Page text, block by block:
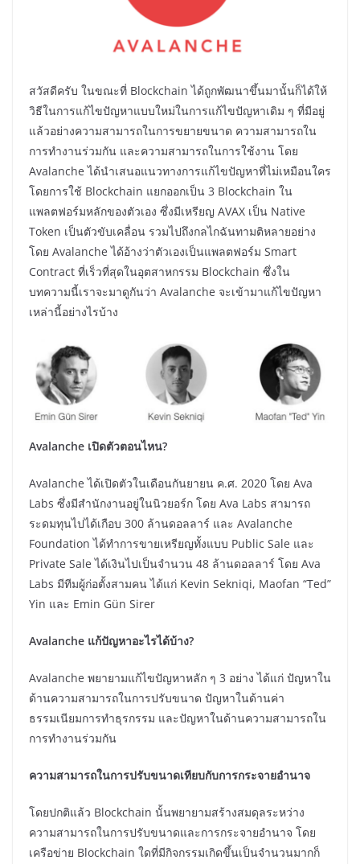
สวัสดีครับ ในขณะที่ Blockchain ได้ถูกพัฒนาขึ้นมานั้นก็ได้ให้
วิธีในการแก้ไขปัญหาแบบใหม่ในการแก้ไขปัญหาเดิม ๆ ที่มีอยู่
แล้วอย่างความสามารถในการขยายขนาด ความสามารถใน
การทำงานร่วมกัน และความสามารถในการใช้งาน โดย
Avalanche ได้นำเสนอแนวทางการแก้ไขปัญหาที่ไม่เหมือนใคร
โดยการใช้ Blockchain แยกออกเป็น 3 Blockchain ใน
แพลตฟอร์มหลักของตัวเอง ซึ่งมีเหรียญ AVAX เป็น Native
Token เป็นตัวขับเคลื่อน รวมไปถึงกลไกฉันทามติหลายอย่าง
โดย Avalanche ได้อ้างว่าตัวเองเป็นแพลตฟอร์ม Smart
Contract ที่เร็วที่สุดในอุตสาหกรรม Blockchain ซึ่งใน
บทความนี้เราจะมาดูกันว่า Avalanche จะเข้ามาแก้ไขปัญหา
เหล่านี้อย่างไรบ้าง
Avalanche เปิดตัวตอนไหน?
Avalanche ได้เปิดตัวในเดือนกันยายน ค.ศ. 2020 โดย Ava
Labs ซึ่งมีสำนักงานอยู่ในนิวยอร์ก โดย Ava Labs สามารถ
ระดมทุนไปได้เกือบ 300 ล้านดอลลาร์ และ Avalanche
Foundation ได้ทำการขายเหรียญทั้งแบบ Public Sale และ
Private Sale ได้เงินไปเป็นจำนวน 48 ล้านดอลลาร์ โดย Ava
Labs มีทีมผู้ก่อตั้งสามคน ได้แก่ Kevin Sekniqi, Maofan “Ted”
Yin และ Emin Gün Sirer
Avalanche แก้ปัญหาอะไรได้บ้าง?
Avalanche พยายามแก้ไขปัญหาหลัก ๆ 3 อย่าง ได้แก่ ปัญหาใน
ด้านความสามารถในการปรับขนาด ปัญหาในด้านค่า
ธรรมเนียมการทำธุรกรรม และปัญหาในด้านความสามารถใน
การทำงานร่วมกัน
ความสามารถในการปรับขนาดเทียบกับการกระจายอำนาจ
โดยปกติแล้ว Blockchain นั้นพยายามสร้างสมดุลระหว่าง
ความสามารถในการปรับขนาดและการกระจายอำนาจ โดย
เครือข่าย Blockchain ใดที่มีกิจกรรมเกิดขึ้นเป็นจำนวนมากก็